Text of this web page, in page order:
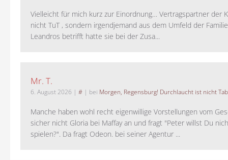
Vielleicht für mich kurz zur Einordnung… Vertragspartner der
nicht TuT , sondern irgendjemand aus dem Umfeld der
Leandros betrifft hatte sie bei der Zusa...
Mr. T.
6. August 2026 | # | bei Morgen, Regensburg! Durchlaucht ist nicht
Manche haben wohl recht eigenwillige Vorstellungen vom
sicher nicht Gloria bei Maffay an und fragt "Peter willst Du
spielen?". Da fragt Odeon. bei seiner Agentur ...